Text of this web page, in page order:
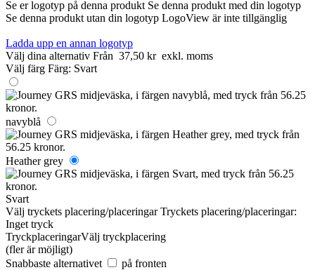
Se er logotyp på denna produkt Se denna produkt med din logotyp
Se denna produkt utan din logotyp LogoView är inte tillgänglig
Ladda upp en annan logotyp
Välj dina alternativ Från 37,50 kr exkl. moms
Välj färg Färg: Svart
navyblå
Heather grey
Svart
Välj tryckets placering/placeringar Tryckets placering/placeringar:
Inget tryck
TryckplaceringarVälj tryckplacering
(fler är möjligt)
Snabbaste alternativet
på fronten